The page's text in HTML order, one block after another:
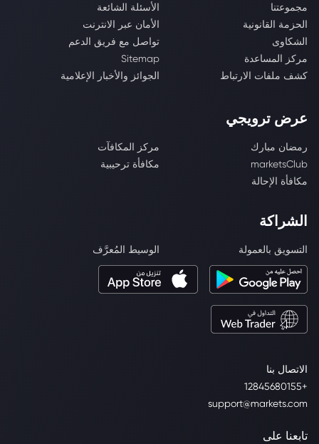
الاتصال بنا
+12845680155
support@markets.com
مجموعتنا
الأسئلة الشائعة
الحزمة القانونية
الأمان عبر الانترنت
الشكاوى
تواصل مع فريق الدعم
مركز المساعدة
Sitemap
كشف ملفات الارتباط
الجوائز والأخبار الإعلامية
عرض ترويجي
رمضان مبارك
مركز المكافآت
marketsClub
مكافأة ترحيبية
مكافأة الإحالة
الشراكة
التسويق بالعمولة الوسيط المُعرَّف
تابعنا على